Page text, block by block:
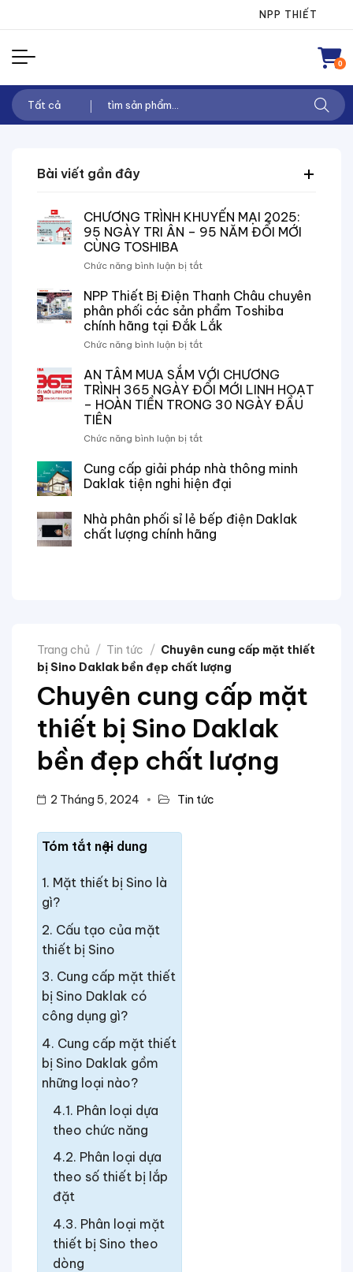
nội
dung
NPP THIẾT BỊ ĐIỆN
0
Tìm
kiếm:
Bài viết gần đây
CHƯƠNG TRÌNH KHUYẾN MẠI 2025:
95 NGÀY TRI ÂN – 95 NĂM ĐỔI MỚI
CÙNG TOSHIBA
Chức năng bình luận bị tắtở
TRÌNH
KHUYẾN
MẠI
2025:
95
TRI
ÂN
–
95
ĐỔI
CÙNG
TOSHIBA
NPP Thiết Bị Điện Thanh Châu chuyên
phân phối các sản phẩm Toshiba
chính hãng tại Đắk Lắk
Chức năng bình luận bị tắtở
Thiết
Bị
Điện
Thanh
chuyên
phối
các
sản
Toshiba
chính
AN TÂM MUA SẮM VỚI CHƯƠNG
TRÌNH 365 NGÀY ĐỔI MỚI LINH HOẠT
– HOÀN TIỀN TRONG 30 NGÀY ĐẦU
TIÊN
Chức năng bình luận bị tắtở
TÂM
MUA
SẮM
CHƯƠNG
TRÌNH
TIỀN
TRONG
NGÀY
ĐẦU
TIÊN
Cung cấp giải pháp nhà thông minh
Daklak tiện nghi hiện đại
Nhà phân phối sỉ lẻ bếp điện Daklak
chất lượng chính hãng
Trang chủ / Tin tức / Chuyên cung cấp mặt thiết
bị Sino Daklak bền đẹp chất lượng
Chuyên cung cấp mặt
thiết bị Sino Daklak
bền đẹp chất lượng
2 Tháng 5, 2024 Tin tức
Tóm tắt nội dung
Mặt thiết bị Sino là
gì?
Cấu tạo của mặt
thiết bị Sino
Cung cấp mặt thiết
bị Sino Daklak có
công dụng gì?
Cung cấp mặt thiết
bị Sino Daklak gồm
những loại nào?
Phân loại dựa
theo chức năng
Phân loại dựa
theo số thiết bị lắp
đặt
Phân loại mặt
thiết bị Sino theo
dòng